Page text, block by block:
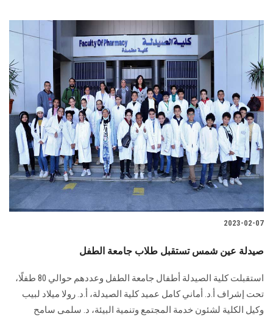
2023-02-07
صيدلة عين شمس تستقبل طلاب جامعة الطفل
استقبلت كلية الصيدلة أطفال جامعة الطفل وعددهم حوالي 80 طفلًا،
تحت إشراف أ.د. ‏أماني كامل عميد كلية الصيدلة، أ.د. رولا ميلاد لبيب
وكيل الكلية لشئون خدمة المجتمع وتنمية البيئة، د. سلمى سامح